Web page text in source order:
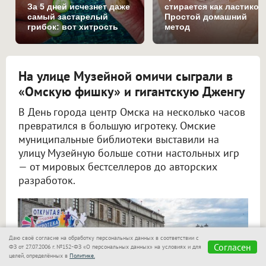
За 5 дней исчезнет даже
самый застарелый
грибок: вот хитрость
стирается как
Простой домашний
метод
На улице Музейной омичи сыграли в
«Омскую фишку» и гигантскую Дженгу
В День города центр Омска на несколько часов
превратился в большую игротеку. Омские
муниципальные библиотеки выставили на
улицу Музейную больше сотни настольных игр
— от мировых бестселлеров до авторских
разработок.
Даю своё согласие на обработку персональных данных в соответствии с
ФЗ от 27.07.2006 г. №152-ФЗ «О персональных данных» на условиях и для
целей, определённых в Политике.
Согласен